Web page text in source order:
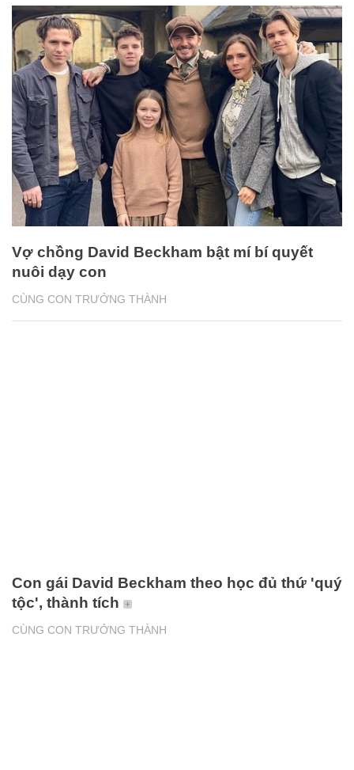
CÙNG CON TRƯỞNG THÀNH
Vợ chồng David Beckham bật mí bí quyết
nuôi dạy con
CÙNG CON TRƯỞNG THÀNH
Con gái David Beckham theo học đủ thứ 'quý
tộc', thành tích